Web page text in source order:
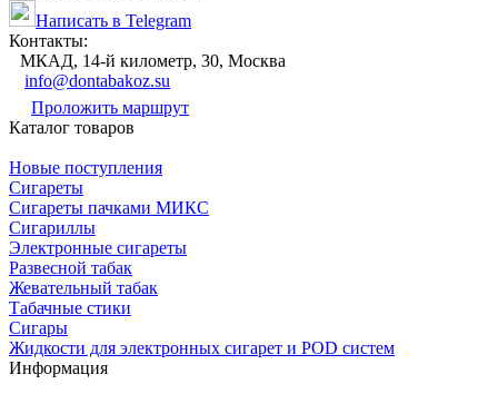
Написать в Telegram
Контакты:
МКАД, 14-й километр, 30, Москва
info@dontabakoz.su
Проложить маршрут
Каталог товаров
Новые поступления
Сигареты
Сигареты пачками МИКС
Сигариллы
Электронные сигареты
Развесной табак
Жевательный табак
Табачные стики
Сигары
Жидкости для электронных сигарет и POD систем
Информация